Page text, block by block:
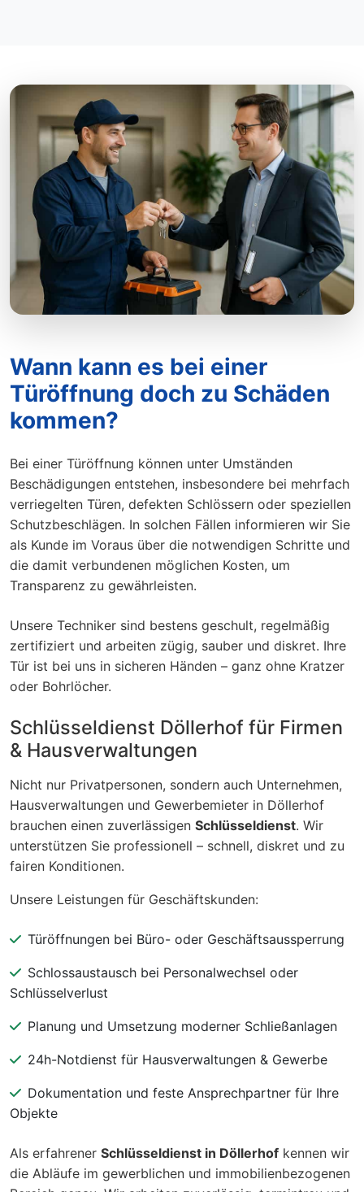
Wann kann es bei einer
Türöffnung doch zu Schäden
kommen?
Bei einer Türöffnung können unter Umständen
Beschädigungen entstehen, insbesondere bei mehrfach
verriegelten Türen, defekten Schlössern oder speziellen
Schutzbeschlägen. In solchen Fällen informieren wir Sie
als Kunde im Voraus über die notwendigen Schritte und
die damit verbundenen möglichen Kosten, um
Transparenz zu gewährleisten.
Unsere Techniker sind bestens geschult, regelmäßig
zertifiziert und arbeiten zügig, sauber und diskret. Ihre
Tür ist bei uns in sicheren Händen – ganz ohne Kratzer
oder Bohrlöcher.
Schlüsseldienst Döllerhof für Firmen
& Hausverwaltungen
Nicht nur Privatpersonen, sondern auch Unternehmen,
Hausverwaltungen und Gewerbemieter in Döllerhof
brauchen einen zuverlässigen Schlüsseldienst. Wir
unterstützen Sie professionell – schnell, diskret und zu
fairen Konditionen.
Unsere Leistungen für Geschäftskunden:
Türöffnungen bei Büro- oder Geschäftsaussperrung
Schlossaustausch bei Personalwechsel oder
Schlüsselverlust
Planung und Umsetzung moderner Schließanlagen
24h-Notdienst für Hausverwaltungen & Gewerbe
Dokumentation und feste Ansprechpartner für Ihre
Objekte
Als erfahrener Schlüsseldienst in Döllerhof kennen wir
die Abläufe im gewerblichen und immobilienbezogenen